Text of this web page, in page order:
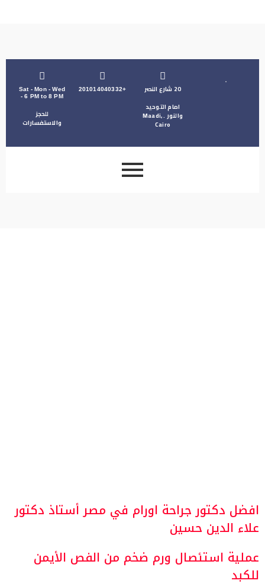
20 شارع النصر
امام التوحيد
والنور . Maadi,
Cairo
+201014040332
Sat - Mon - Wed
- 6 PM to 8 PM
للحجز
والاستفسارات
افضل دكتور جراحة اورام في مصر أستاذ دكتور
علاء الدين حسين
عملية استئصال ورم ضخم من الفص الأيمن
للكبد